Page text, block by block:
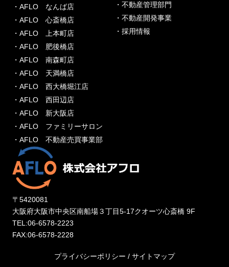
・AFLO なんば店
・AFLO 心斎橋店
・AFLO 上本町店
・AFLO 肥後橋店
・AFLO 南森町店
・AFLO 天満橋店
・AFLO 西大橋堀江店
・AFLO 西田辺店
・AFLO 新大阪店
・AFLO ファミリーサロン
・AFLO 不動産売買事業部
・不動産管理部門
・不動産開発事業
・採用情報
〒5420081
大阪府大阪市中央区南船場３丁目5-17クオーツ心斎橋 9F
TEL:06-6578-2223
FAX:06-6578-2228
プライバシーポリシー / サイトマップ